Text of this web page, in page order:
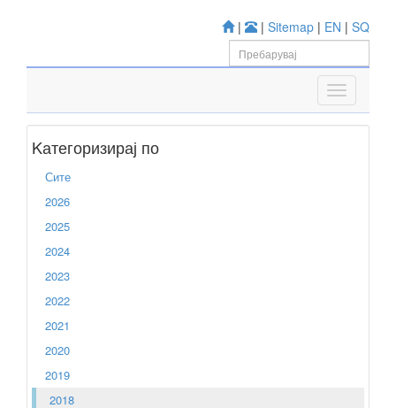
| | Sitemap | EN | SQ
Kатегоризирај по
Сите
2026
2025
2024
2023
2022
2021
2020
2019
2018